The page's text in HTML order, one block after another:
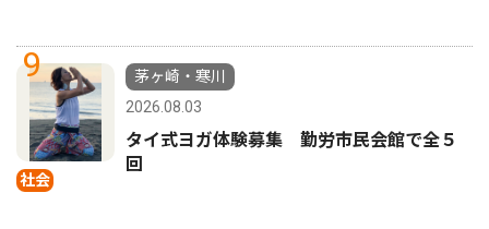
9
社会
茅ヶ崎・寒川
2026.08.03
タイ式ヨガ体験募集 勤労市民会館で全５
回